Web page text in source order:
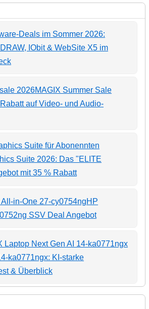
Deals im Sommer 2026:
IObit & WebSite X5 im
MAGIX Summer Sale
auf Video- und Audio-
Suite 2026: Das "ELITE
mit 35 % Rabatt
HP
SSV Deal Angebot
ka0771ngx: KI-starke
& Überblick